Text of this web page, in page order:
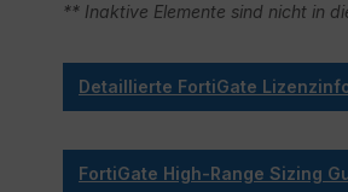
** Inaktive Elemente sind nicht in
Detaillierte FortiGate
FortiGate High-Range Sizing